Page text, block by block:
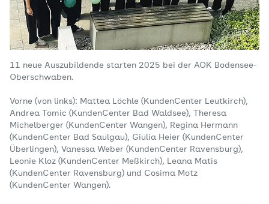
11 neue Auszubildende starten 2025 bei der AOK Bodensee-
Oberschwaben.
Vorne (von links): Mattea Löchle (KundenCenter Leutkirch),
Andrea Tomic (KundenCenter Bad Waldsee), Theresa
Michelberger (KundenCenter Wangen), Regina Hermann
(KundenCenter Bad Saulgau), Giulia Heier (KundenCenter
Überlingen), Vanessa Weber (KundenCenter Ravensburg),
Leonie Kloz (KundenCenter Meßkirch), Leana Matis
(KundenCenter Ravensburg) und Cosima Motz
(KundenCenter Wangen).